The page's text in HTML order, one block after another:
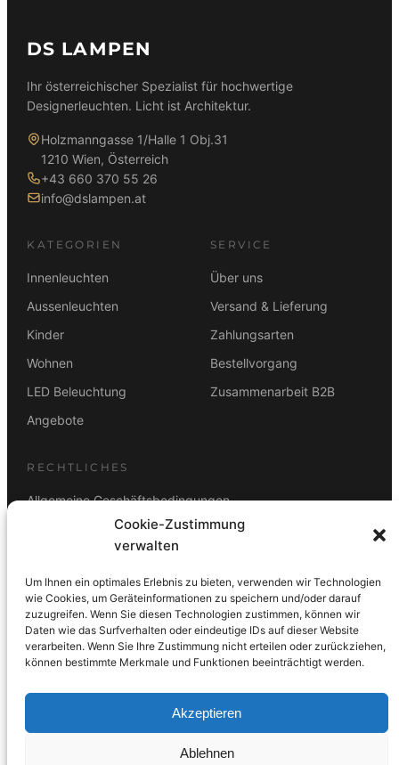
Cookie-Zustimmung
verwalten
Um Ihnen ein optimales Erlebnis zu bieten, verwenden wir Technologien
wie Cookies, um Geräteinformationen zu speichern und/oder darauf
zuzugreifen. Wenn Sie diesen Technologien zustimmen, können wir
Daten wie das Surfverhalten oder eindeutige IDs auf dieser Website
verarbeiten. Wenn Sie Ihre Zustimmung nicht erteilen oder zurückziehen,
können bestimmte Merkmale und Funktionen beeinträchtigt werden.
Akzeptieren
Ablehnen
DS LAMPEN
Ihr österreichischer Spezialist für hochwertige
Designerleuchten. Licht ist Architektur.
Holzmanngasse 1/Halle 1 Obj.31
1210 Wien, Österreich
+43 660 370 55 26
info@dslampen.at
KATEGORIEN
Innenleuchten
Aussenleuchten
Kinder
Wohnen
LED Beleuchtung
Angebote
SERVICE
Über uns
Versand & Lieferung
Zahlungsarten
Bestellvorgang
Zusammenarbeit B2B
RECHTLICHES
Allgemeine Geschäftsbedingungen
Rücktrittsbelehrung
ZAHLUNGSARTEN
Vorkasse Visa Mastercard Link PayPal
G-Pay